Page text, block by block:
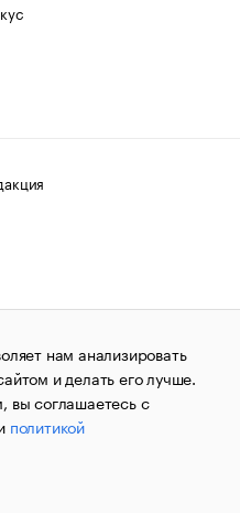
авторских прав
1995–2026.Сообщения
«РБК»
по надзору в сфере
и массовых
за номером ИА
«РБК». Отдельные
нам анализировать
и делать его лучше.
вы соглашаетесь с
политикой